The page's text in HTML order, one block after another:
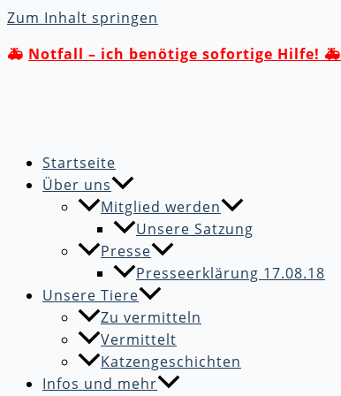
Zum Inhalt springen
🚑 Notfall – ich benötige sofortige Hilfe! 🚑
Startseite
Über uns
Mitglied werden
Unsere Satzung
Presse
Presseerklärung 17.08.18
Unsere Tiere
Zu vermitteln
Vermittelt
Katzengeschichten
Infos und mehr